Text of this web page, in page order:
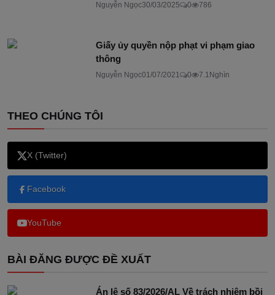
Nguyễn Ngọc30/03/2025 0 786
Giấy ủy quyền nộp phạt vi phạm giao
thông
Nguyễn Ngọc01/07/2021 0 7.1Nghìn
THEO CHÚNG TÔI
X (Twitter)
Facebook
YouTube
BÀI ĐĂNG ĐƯỢC ĐỀ XUẤT
Án lệ số 83/2026/AL Về trách nhiệm bồi